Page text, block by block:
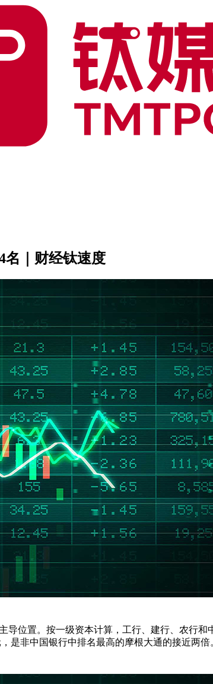
名｜财经钛速度
导位置。按一级资本计算，工行、建行、农行
是非中国银行中排名最高的摩根大通的接近两倍